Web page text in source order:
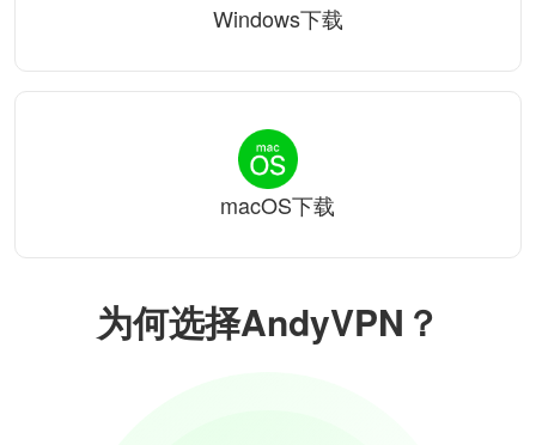
为何选择AndyVPN？
Windows下载
macOS下载